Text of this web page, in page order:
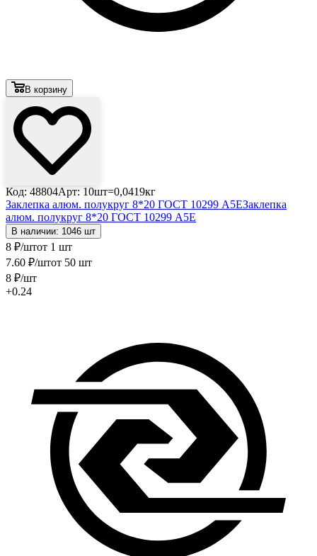
В корзину
Код: 48804Арт: 10шт=0,0419кг
Заклепка алюм. полукруг 8*20 ГОСТ 10299 А5ЕЗаклепка
алюм. полукруг 8*20 ГОСТ 10299 А5Е
В наличии: 1046 шт
8 ₽/штот 1 шт
7.60 ₽/штот 50 шт
8 ₽/шт
+0.24